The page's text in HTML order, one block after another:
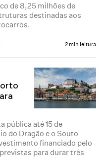
de 8,25 milhões de
destinadas aos
2 min leitura
pública até 15 de
do Dragão e o Souto
financiado pelo
para durar três